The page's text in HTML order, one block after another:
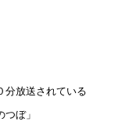
放送されている
ぼ」